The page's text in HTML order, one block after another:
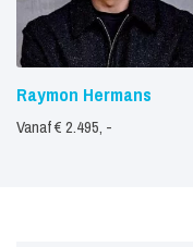
Raymon Hermans
Vanaf € 2.495, -